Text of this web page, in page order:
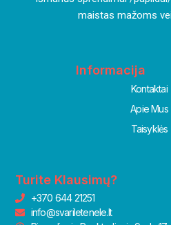
maistas mažoms
Informacija
Kontaktai
Apie Mus
Taisyklės
Turite Klausimų?
+370 644 21251
info@svariletenele.lt